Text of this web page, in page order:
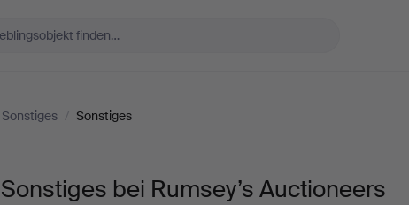
Sonstiges / Sonstiges
Sonstiges bei Rumsey’s Auctioneers